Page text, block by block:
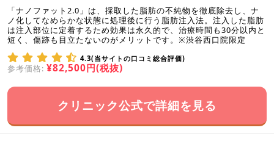
「ナノファット2.0」は、採取した脂肪の不純物を徹底除去し、ナ
ノ化してなめらかな状態に処理後に行う脂肪注入法。注入した脂肪
は注入部位に定着するため効果は永久的で、治療時間も30分以内と
短く、傷跡も目立たないのがメリットです。※渋谷西口院限定
4.3(当サイトの口コミ総合評価)
参考価格: ¥82,500円(税抜)
クリニック公式で詳細を見る